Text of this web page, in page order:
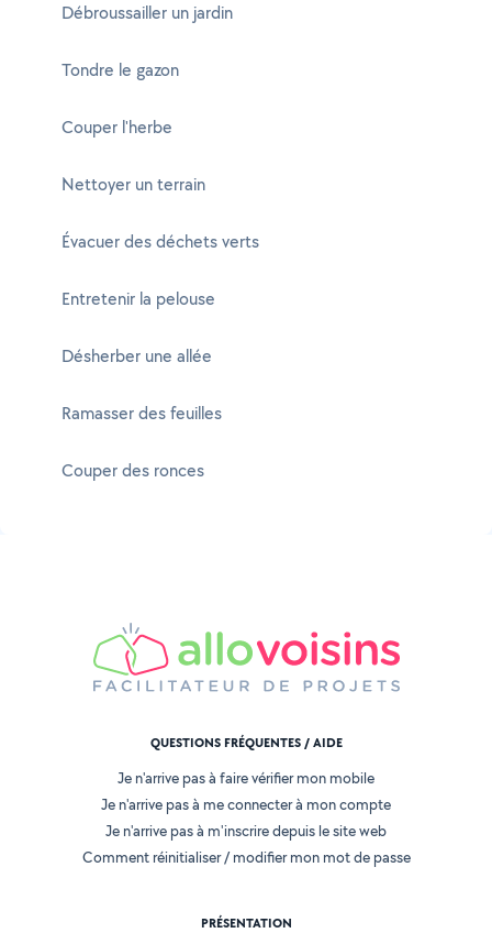
Débroussailler un jardin
Tondre le gazon
Couper l'herbe
Nettoyer un terrain
Évacuer des déchets verts
Entretenir la pelouse
Désherber une allée
Ramasser des feuilles
Couper des ronces
QUESTIONS FRÉQUENTES / AIDE
Je n'arrive pas à faire vérifier mon mobile
Je n'arrive pas à me connecter à mon compte
Je n'arrive pas à m'inscrire depuis le site web
Comment réinitialiser / modifier mon mot de passe
PRÉSENTATION